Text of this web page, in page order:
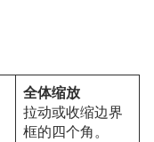
全体缩放
拉动或收缩边界
框的四个角。